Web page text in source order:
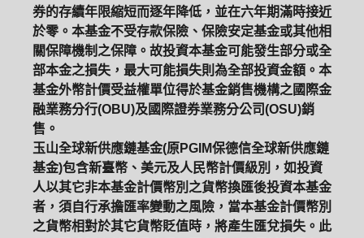
券的存續年限縮短而逐年降低，並在六年期滿時接近
於零。本基金不受存款保險、保險安定基金或其他相
關保障機制之保障。故投資本基金可能發生部分或全
部本金之損失，最大可能損失則為全部投資金額。本
基金外幣計價受益權單位得於基金銷售機構之國際金
融業務分行(OBU)及國際證券業務分公司(OSU)銷
售。
玉山全球新供應鏈基金(原PGIM保德信全球新供應鏈
基金)包含新臺幣、美元及人民幣計價級別，如投資
人以其它非本基金計價幣別之貨幣換匯後投資本基金
者，須自行承擔匯率變動之風險，當本基金計價幣別
之貨幣相對於其它貨幣貶值時，將產生匯兌損失。此